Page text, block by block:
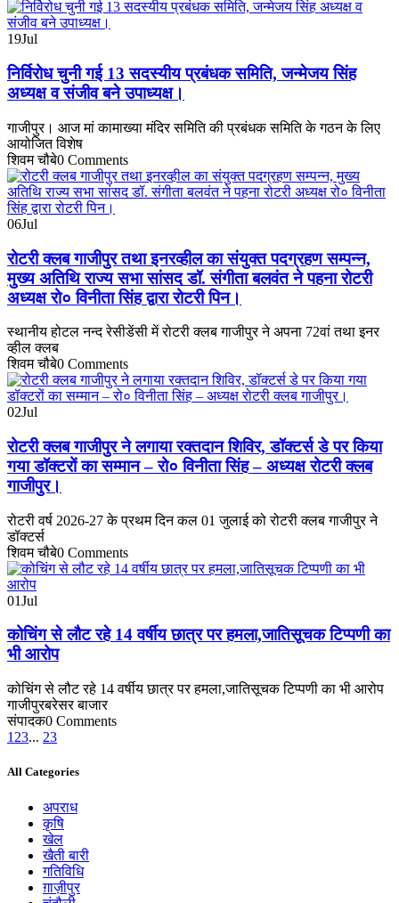
19Jul
निर्विरोध चुनी गई 13 सदस्यीय प्रबंधक समिति, जन्मेजय सिंह
अध्यक्ष व संजीव बने उपाध्यक्ष।
गाजीपुर। आज मां कामाख्या मंदिर समिति की प्रबंधक समिति के गठन के लिए
आयोजित विशेष
शिवम चौबे0 Comments
06Jul
रोटरी क्लब गाजीपुर तथा इनरव्हील का संयुक्त पदग्रहण सम्पन्न,
मुख्य अतिथि राज्य सभा सांसद डॉ. संगीता बलवंत ने पहना रोटरी
अध्यक्ष रो० विनीता सिंह द्वारा रोटरी पिन।
स्थानीय होटल नन्द रेसीडेंसी में रोटरी क्लब गाजीपुर ने अपना 72वां तथा इनर
व्हील क्लब
शिवम चौबे0 Comments
02Jul
रोटरी क्लब गाजीपुर ने लगाया रक्तदान शिविर, डॉक्टर्स डे पर किया
गया डॉक्टरों का सम्मान – रो० विनीता सिंह – अध्यक्ष रोटरी क्लब
गाजीपुर।
रोटरी वर्ष 2026-27 के प्रथम दिन कल 01 जुलाई को रोटरी क्लब गाजीपुर ने
डॉक्टर्स
शिवम चौबे0 Comments
01Jul
कोचिंग से लौट रहे 14 वर्षीय छात्र पर हमला,जातिसूचक टिप्पणी का
भी आरोप
कोचिंग से लौट रहे 14 वर्षीय छात्र पर हमला,जातिसूचक टिप्पणी का भी आरोप
गाजीपुरबरेसर बाजार
संपादक0 Comments
1 23... 23
All Categories
अपराध
कृषि
खेल
खैती बारी
गतिविधि
ग़ाज़ीपुर